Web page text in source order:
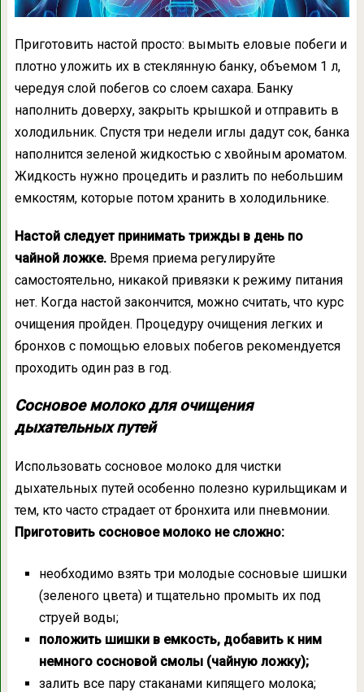
Приготовить настой просто: вымыть еловые побеги и
плотно уложить их в стеклянную банку, объемом 1 л,
чередуя слой побегов со слоем сахара. Банку
наполнить доверху, закрыть крышкой и отправить в
холодильник. Спустя три недели иглы дадут сок, банка
наполнится зеленой жидкостью с хвойным ароматом.
Жидкость нужно процедить и разлить по небольшим
емкостям, которые потом хранить в холодильнике.
Настой следует принимать трижды в день по
чайной ложке.Время приема регулируйте
самостоятельно, никакой привязки к режиму питания
нет. Когда настой закончится, можно считать, что курс
очищения пройден. Процедуру очищения легких и
бронхов с помощью еловых побегов рекомендуется
проходить один раз в год.
Сосновое молоко для очищения
дыхательных путей
Использовать сосновое молоко для чистки
дыхательных путей особенно полезно курильщикам и
тем, кто часто страдает от бронхита или пневмонии.
Приготовить сосновое молоко не сложно:
необходимо взять три молодые сосновые шишки
(зеленого цвета) и тщательно промыть их под
струей воды;
положить шишки в емкость, добавить к ним
немного сосновой смолы (чайную ложку);
залить все пару стаканами кипящего молока;